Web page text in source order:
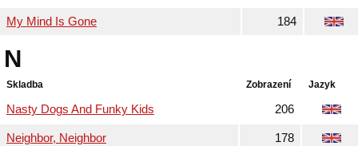
My Mind Is Gone 184
N
Skladba Zobrazení Jazyk
Nasty Dogs And Funky Kids 206
Neighbor, Neighbor 178